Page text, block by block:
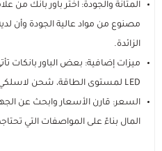
المتانة والجودة: اختر باور بانك من
مصنوع من مواد عالية الجودة وأن
الزائدة.
ميزات إضافية: بعض الباور بانكات
LED لمستوى الطاقة، شحن لاسلكي، أو حتى مصابيح فلاش مدمجة.
السعر: قارن الأسعار وابحث عن
المال بناءً على المواصفات التي